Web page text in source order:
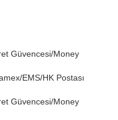
Güvencesi/Money
EMS/HK Postası
Güvencesi/Money